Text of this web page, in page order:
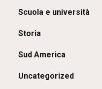
Scuola e università
Storia
Sud America
Uncategorized